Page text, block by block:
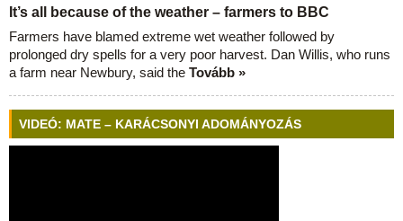
It’s all because of the weather – farmers to BBC
Farmers have blamed extreme wet weather followed by
prolonged dry spells for a very poor harvest. Dan Willis, who runs
a farm near Newbury, said the Tovább »
VIDEÓ: MATE – KARÁCSONYI ADOMÁNYOZÁS